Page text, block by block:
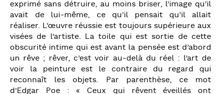
exprimé sans détruire, au moins briser, l’image qu’il
avait de lui-même, ce qu’il pensait qu’il allait
réaliser. L’œuvre réussie est toujours supérieure aux
visées de l’artiste. La toile qui est sortie de cette
obscurité intime qui est avant la pensée est d’abord
un rêve ; rêver, c’est voir au-delà du réel : l’art de
voir la peinture est le contraire du regard qui
reconnaît les objets. Par parenthèse, ce mot
d’Edgar Poe : « Ceux qui rêvent éveillés ont